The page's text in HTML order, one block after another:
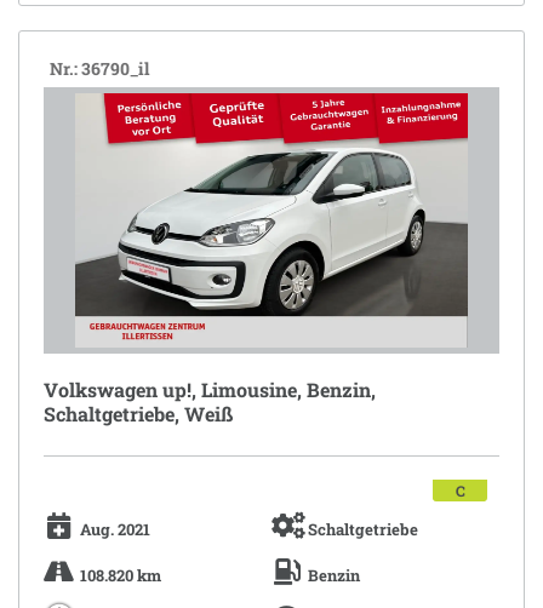
Nr.: 36790_il
Volkswagen up!, Limousine, Benzin,
Schaltgetriebe, Weiß
Aug. 2021 Schaltgetriebe
108.820 km Benzin
C